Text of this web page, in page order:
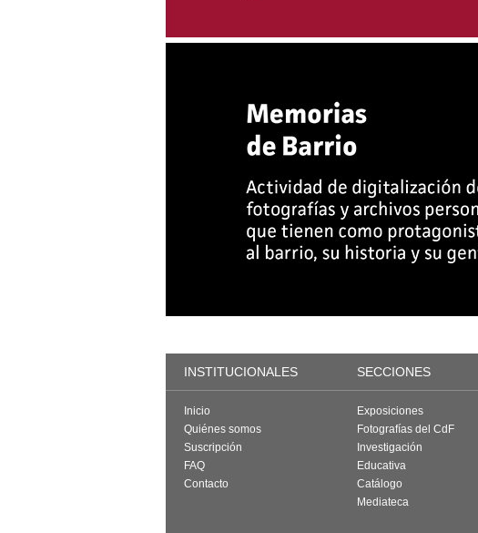
INSTITUCIONALES SECCIONES
Inicio
Quiénes somos
Suscripción
FAQ
Contacto
Exposiciones
Fotografías del CdF
Investigación
Educativa
Catálogo
Mediateca